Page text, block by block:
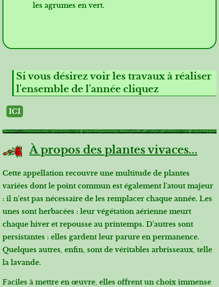
les agrumes en vert.
Si vous désirez voir les travaux à réaliser
l'ensemble de l'année cliquez
ICI
À propos des plantes vivaces...
Cette appellation recouvre une multitude de plantes
variées dont le point commun est également l'atout majeur
: il n'est pas nécessaire de les remplacer chaque année. Les
unes sont herbacées : leur végétation aérienne meurt
chaque hiver et repousse au printemps. D'autres sont
persistantes : elles gardent leur parure en permanence.
Quelques autres, enfin, sont de véritables arbrisseaux, telle
la lavande.
Faciles à mettre en œuvre, elles offrent un choix immense